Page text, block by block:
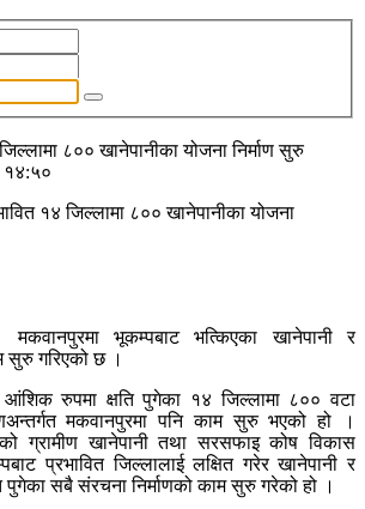
८०० खानेपानीका योजना निर्माण सुरु
१४:५०
भूकम्पबाट भत्किएका खानेपानी र
सुरु गरिएको छ ।
रुपमा क्षति पुगेका १४ जिल्लामा ८०० वटा
मकवानपुरमा पनि काम सुरु भएको हो ।
ग्रामीण खानेपानी तथा सरसफाइ कोष विकास
प्रभावित जिल्लालाई लक्षित गरेर खानेपानी र
पुगेका सबै संरचना निर्माणको काम सुरु गरेको हो ।